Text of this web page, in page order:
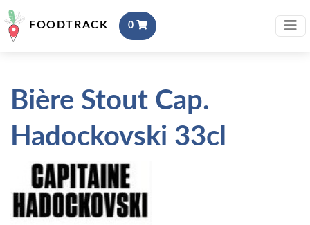
FOODTRACK 0
Bière Stout Cap.
Hadockovski 33cl